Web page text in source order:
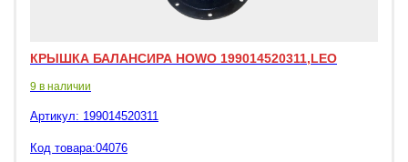
КРЫШКА БАЛАНСИРА HOWO 199014520311,LEO
9 в наличии
Артикул: 199014520311
Код товара:04076